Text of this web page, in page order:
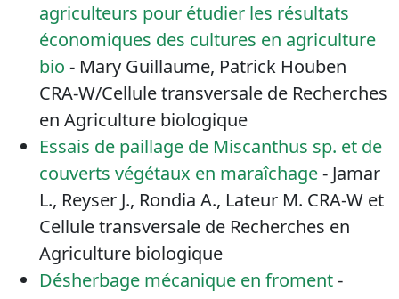
agriculteurs pour étudier les résultats
économiques des cultures en agriculture
bio - Mary Guillaume, Patrick Houben
CRA-W/Cellule transversale de Recherches
en Agriculture biologique
Essais de paillage de Miscanthus sp. et de
couverts végétaux en maraîchage- Jamar
L., Reyser J., Rondia A., Lateur M. CRA-W et
Cellule transversale de Recherches en
Agriculture biologique
Désherbage mécanique en froment-